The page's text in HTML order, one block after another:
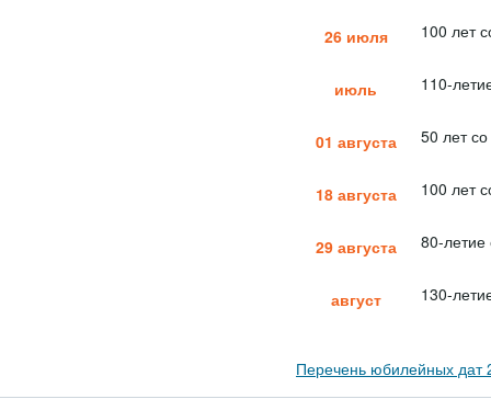
26 июля 100 лет
июль 110-
01 августа 50 лет
18 августа 100 лет
29 августа 80-
август 130-
Перечень юбилейных дат